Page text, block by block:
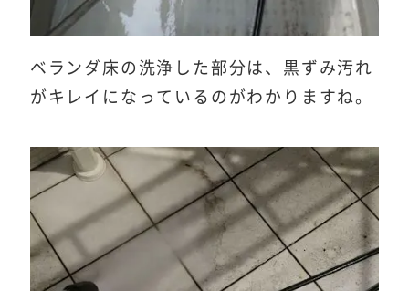
ベランダ床の洗浄した部分は、黒ずみ汚れ
がキレイになっているのがわかりますね。